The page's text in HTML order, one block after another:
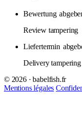
Bewertung
Review tampering
Liefertermin
Delivery
© 2026 · babelfish.fr
Mentions légales